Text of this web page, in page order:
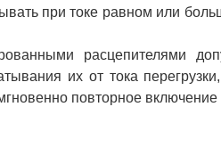
при токе равном или
расцепителями
их от тока
повторное